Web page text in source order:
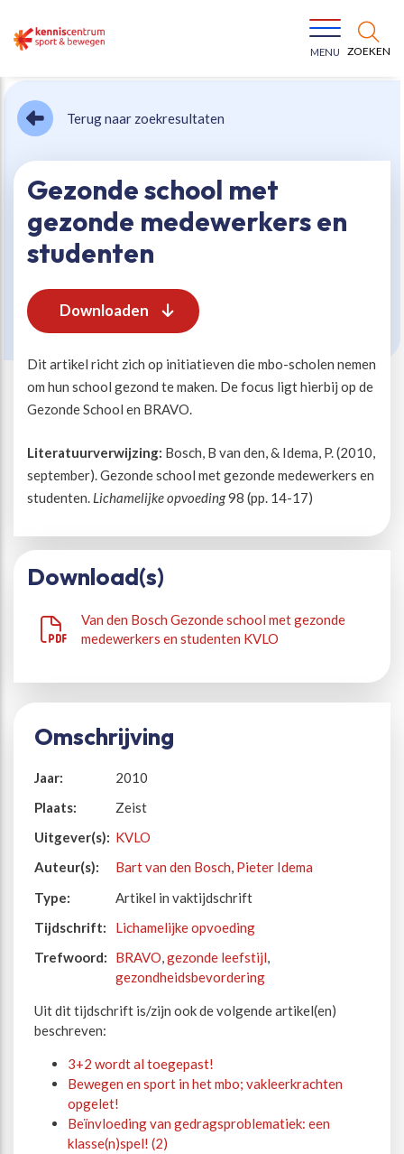
ZOEKEN
MENU
Terug naar zoekresultaten
Gezonde school met
gezonde medewerkers en
studenten
Downloaden
Dit artikel richt zich op initiatieven die mbo-scholen nemen
om hun school gezond te maken. De focus ligt hierbij op de
Gezonde School en BRAVO.
Literatuurverwijzing: Bosch, B van den, & Idema, P. (2010,
september). Gezonde school met gezonde medewerkers en
studenten. Lichamelijke opvoeding98 (pp. 14-17)
Download(s)
Van den Bosch Gezonde school met gezonde
medewerkers en studenten KVLO
Omschrijving
Jaar:
2010
Plaats:
Zeist
Uitgever(s): KVLO
Auteur(s):
Bart van den Bosch, Pieter Idema
Type:
Artikel in vaktijdschrift
Tijdschrift:
Lichamelijke opvoeding
Trefwoord:
BRAVO,gezonde leefstijl,
gezondheidsbevordering
Uit dit tijdschrift is/zijn ook de volgende artikel(en)
beschreven:
3+2 wordt al toegepast!
Bewegen en sport in het mbo; vakleerkrachten
opgelet!
Beïnvloeding van gedragsproblematiek: een
klasse(n)spel! (2)
Bewegen voor een gezonde leefstijl
Jeugd in beweging
Maatschappelijke waarde
Beweegvriendelijke omgeving
Kansengelijkheid
Paralympische topsport
Ons team
Onze missie
Organisatie
Werken bij
Persvoorlichting en Public Affairs